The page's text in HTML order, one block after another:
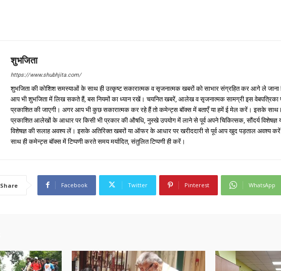
शुभजिता
https://www.shubhjita.com/
शुभजिता की कोशिश समस्याओं के साथ ही उत्कृष्ट सकारात्मक व सृजनात्मक खबरों को साभार संग्रहित कर आगे ले
आप भी शुभजिता में लिख सकते हैं, बस नियमों का ध्यान रखें। चयनित खबरें, आलेख व सृजनात्मक सामग्री इस वेबपत्रिका
प्रकाशित की जाएगी। अगर आप भी कुछ सकारात्मक कर रहे हैं तो कमेन्ट्स बॉक्स में बताएँ या हमें ई मेल करें। इसके साथ
प्रकाशित आलेखों के आधार पर किसी भी प्रकार की औषधि, नुस्खे उपयोग में लाने से पूर्व अपने चिकित्सक, सौंदर्य विशेषज्ञ
विशेषज्ञ की सलाह अवश्य लें। इसके अतिरिक्त खबरों या ऑफर के आधार पर खरीददारी से पूर्व आप खुद पड़ताल अवश्य
साथ ही कमेन्ट्स बॉक्स में टिप्पणी करते समय मर्यादित, संतुलित टिप्पणी ही करें।
Share Facebook Twitter Pinterest WhatsApp